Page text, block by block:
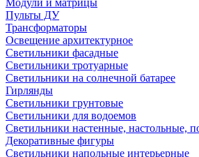
Модули и матрицы
Пульты ДУ
Трансформаторы
Освещение архитектурное
Светильники фасадные
Светильники тротуарные
Светильники на солнечной батарее
Гирлянды
Светильники грунтовые
Светильники для водоемов
Светильники настенные, настольные,
Декоративные фигуры
Светильники напольные интерьерные